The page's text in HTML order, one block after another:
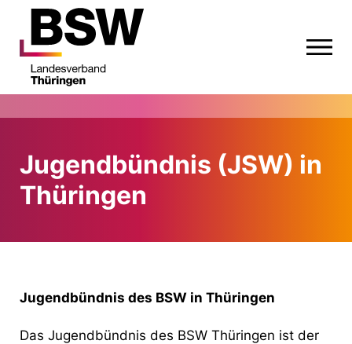
Jugendbündnis (JSW) in
Thüringen
Jugendbündnis des BSW in Thüringen
Das Jugendbündnis des BSW Thüringen ist der